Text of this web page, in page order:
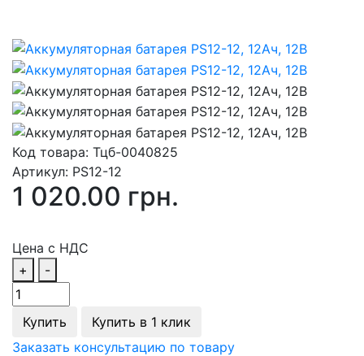
Код товара: Тцб-0040825
Артикул: PS12-12
1 020.00 грн.
Цена с НДС
+
-
Купить
Купить в 1 клик
Заказать консультацию по товару